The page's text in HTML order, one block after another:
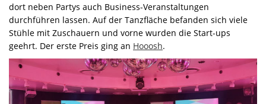
dort neben Partys auch Business-Veranstaltungen
durchführen lassen. Auf der Tanzfläche befanden sich viele
Stühle mit Zuschauern und vorne wurden die Start-ups
geehrt. Der erste Preis ging an Hooosh.